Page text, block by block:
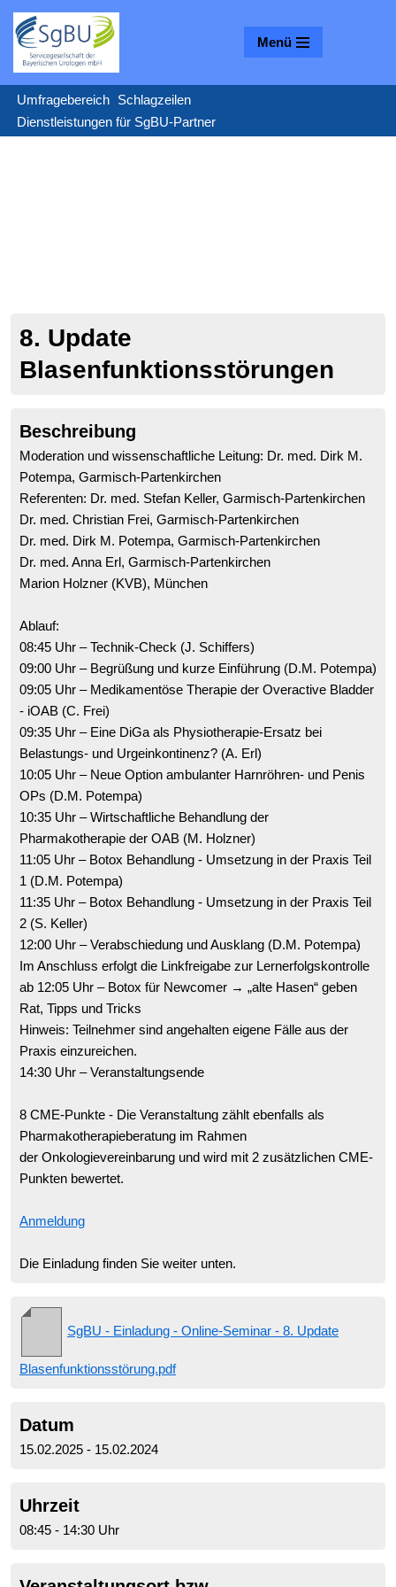
Zum
Inhalt
springen
Menü
Umfragebereich Schlagzeilen
Dienstleistungen für SgBU-Partner
8. Update
Blasenfunktionsstörungen
Beschreibung
Moderation und wissenschaftliche Leitung: Dr. med. Dirk M.
Potempa, Garmisch-Partenkirchen
Referenten: Dr. med. Stefan Keller, Garmisch-Partenkirchen
Dr. med. Christian Frei, Garmisch-Partenkirchen
Dr. med. Dirk M. Potempa, Garmisch-Partenkirchen
Dr. med. Anna Erl, Garmisch-Partenkirchen
Marion Holzner (KVB), München
Ablauf:
08:45 Uhr – Technik-Check (J. Schiffers)
09:00 Uhr – Begrüßung und kurze Einführung (D.M. Potempa)
09:05 Uhr – Medikamentöse Therapie der Overactive Bladder
- iOAB (C. Frei)
09:35 Uhr – Eine DiGa als Physiotherapie-Ersatz bei
Belastungs- und Urgeinkontinenz? (A. Erl)
10:05 Uhr – Neue Option ambulanter Harnröhren- und Penis
OPs (D.M. Potempa)
10:35 Uhr – Wirtschaftliche Behandlung der
Pharmakotherapie der OAB (M. Holzner)
11:05 Uhr – Botox Behandlung - Umsetzung in der Praxis Teil
1 (D.M. Potempa)
11:35 Uhr – Botox Behandlung - Umsetzung in der Praxis Teil
2 (S. Keller)
12:00 Uhr – Verabschiedung und Ausklang (D.M. Potempa)
Im Anschluss erfolgt die Linkfreigabe zur Lernerfolgskontrolle
ab 12:05 Uhr – Botox für Newcomer → „alte Hasen“ geben
Rat, Tipps und Tricks
Hinweis: Teilnehmer sind angehalten eigene Fälle aus der
Praxis einzureichen.
14:30 Uhr – Veranstaltungsende
8 CME-Punkte - Die Veranstaltung zählt ebenfalls als
Pharmakotherapieberatung im Rahmen
der Onkologievereinbarung und wird mit 2 zusätzlichen CME-
Punkten bewertet.
Anmeldung
Die Einladung finden Sie weiter unten.
SgBU - Einladung - Online-Seminar - 8. Update
Blasenfunktionsstörung.pdf
Datum
15.02.2025 - 15.02.2024
Uhrzeit
08:45 - 14:30 Uhr